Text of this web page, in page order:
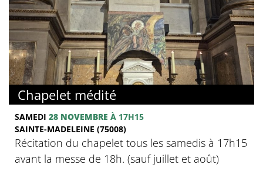
Chapelet médité
SAMEDI 28 NOVEMBRE À 17H15
SAINTE-MADELEINE (75008)
Récitation du chapelet tous les samedis à 17h15
avant la messe de 18h. (sauf juillet et août)